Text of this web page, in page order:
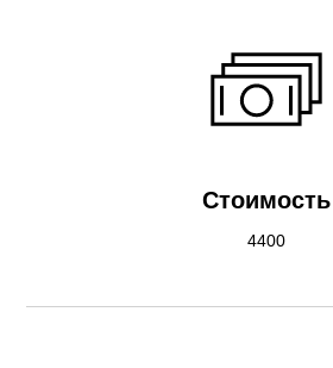
Стоимость
4400